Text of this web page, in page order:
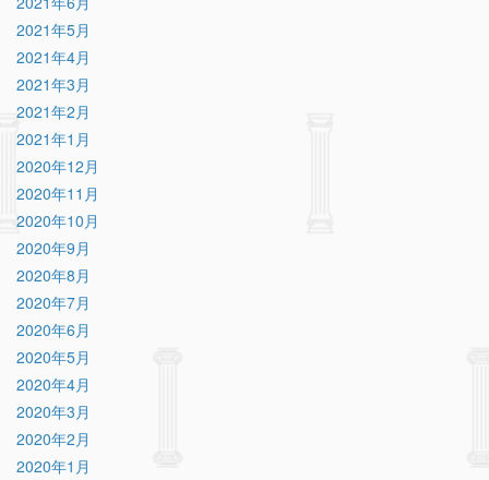
2021年5月
2021年4月
2021年3月
2021年2月
2021年1月
2020年12月
2020年11月
2020年10月
2020年9月
2020年8月
2020年7月
2020年6月
2020年5月
2020年4月
2020年3月
2020年2月
2020年1月